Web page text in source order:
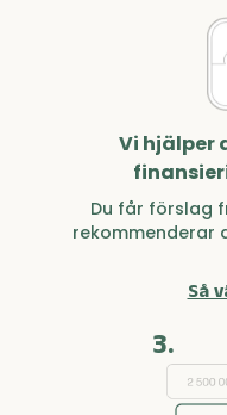
Vi hjälper
Du får förslag
rekommenderar
Så
3.